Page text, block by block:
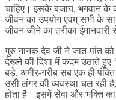
चाहिए। इसके बजाय, भगवान के
जीवन का उपयोग एवम् सभी के
जीवन जीने का तरीका
गुरु नानक देव जी ने जात-पांत
देखने की दिशा में कदम उठाते हुए
बड़े, अमीर-गरीब सब एक ही
उसी लंगर की व्यवस्था चल रही
होता है। इसमें सेवा और भक्ति का